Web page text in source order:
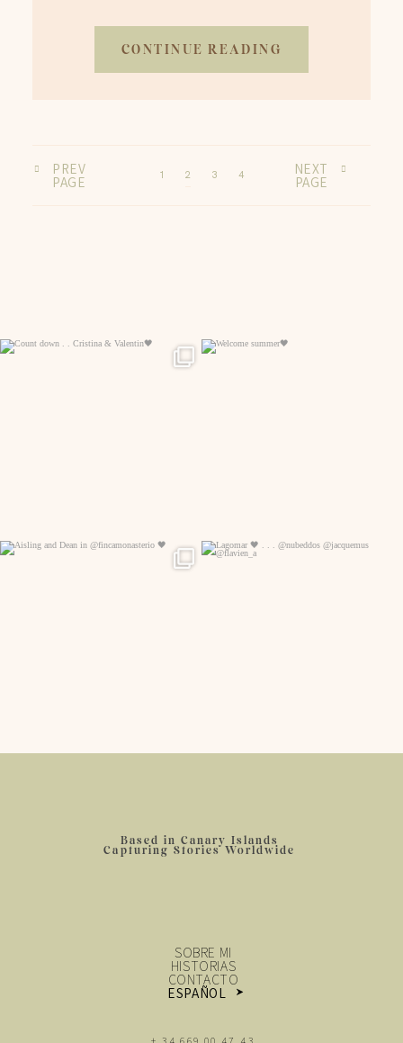
CONTINUE READING
PREV
PAGE 1 2 3 4 NEXT
PAGE
341 24 134
96 7 196 0
Based in Canary Islands
Capturing Stories Worldwide
SOBRE MI
HISTORIAS
CONTACTO
ESPAÑOLENGLISH